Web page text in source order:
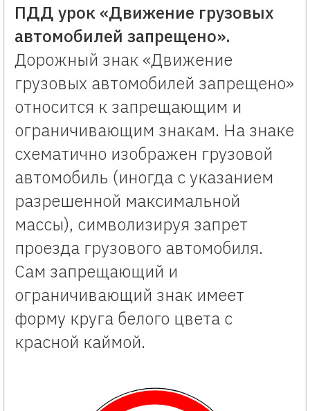
ПДД урок «Движение грузовых
автомобилей запрещено».
Дорожный знак «Движение
грузовых автомобилей запрещено»
относится к запрещающим и
ограничивающим знакам. На знаке
схематично изображен грузовой
автомобиль (иногда с указанием
разрешенной максимальной
массы), символизируя запрет
проезда грузового автомобиля.
Сам запрещающий и
ограничивающий знак имеет
форму круга белого цвета с
красной каймой.